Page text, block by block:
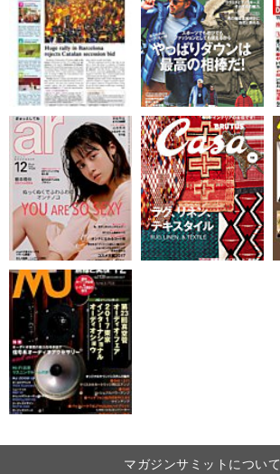
マガジンサミットについて